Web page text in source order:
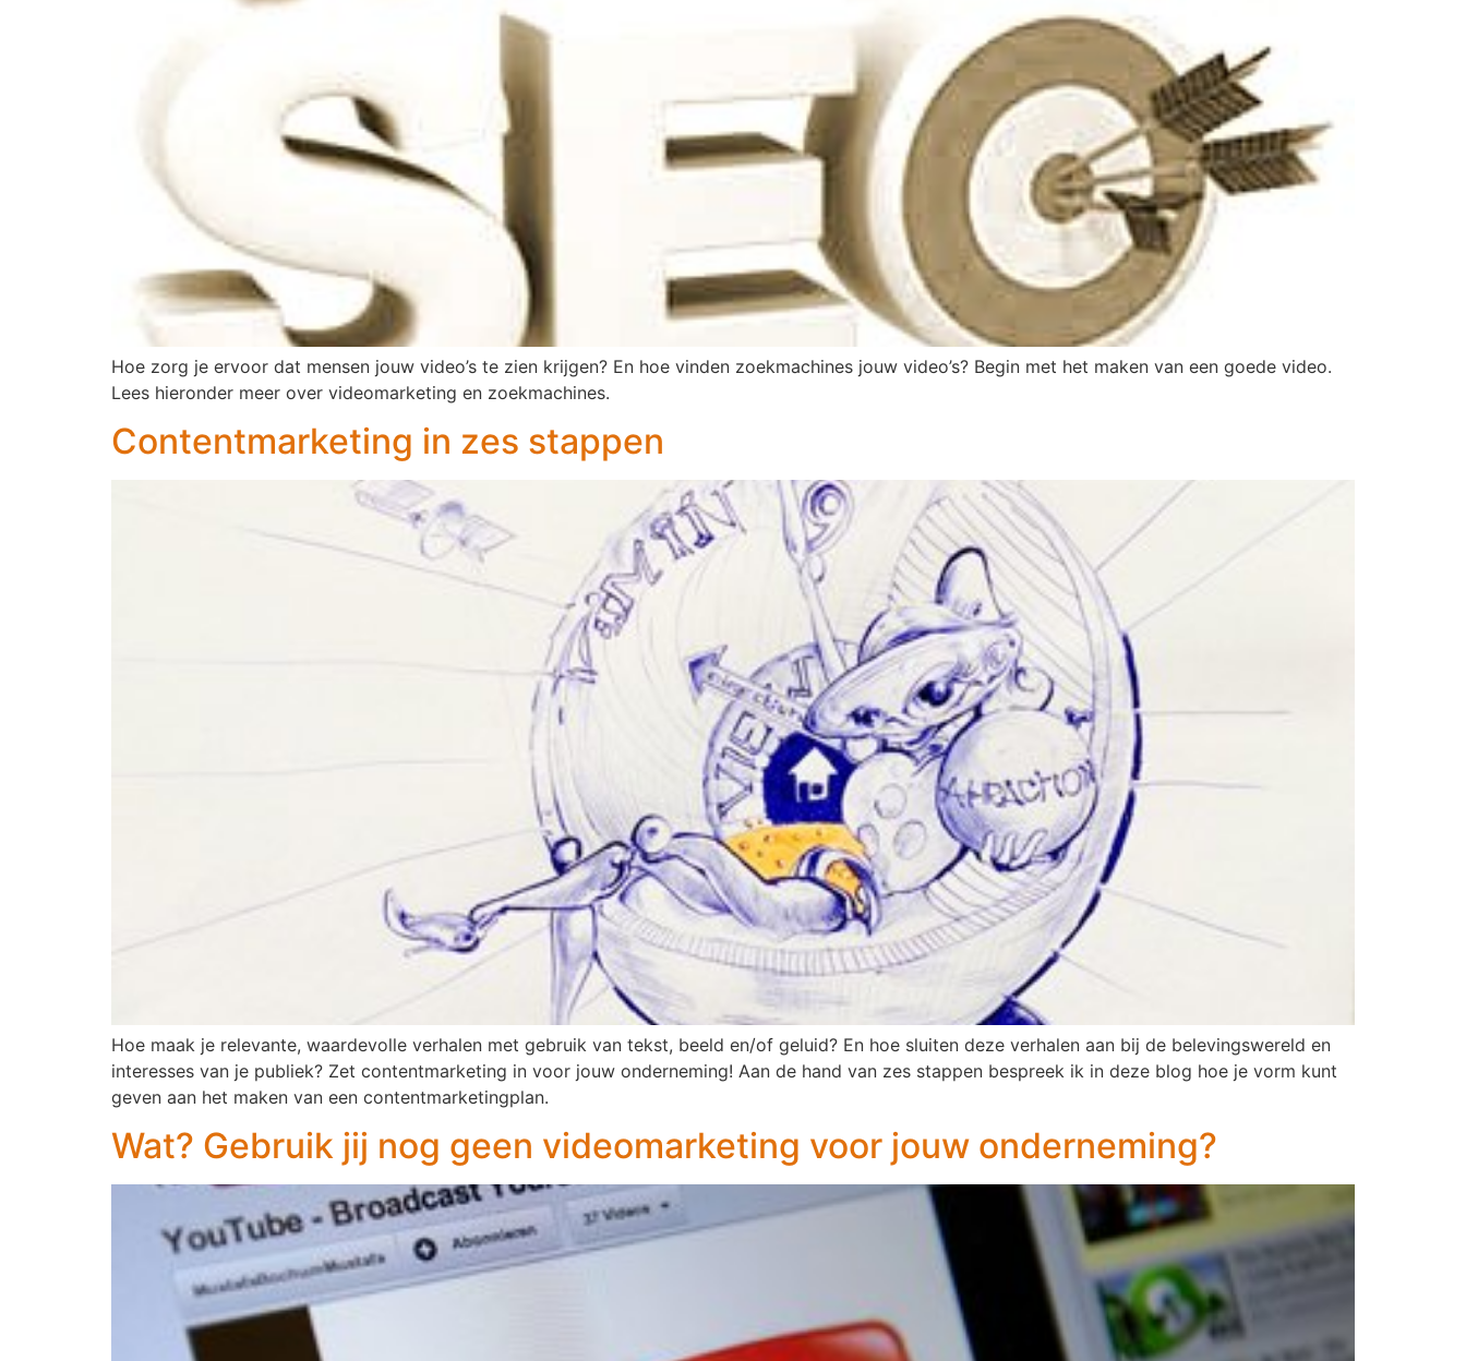
Hoe zorg je ervoor dat mensen jouw video’s te zien krijgen? En hoe vinden zoekmachines jouw video’s? Begin met het maken van een goede video.
Lees hieronder meer over videomarketing en zoekmachines.
Contentmarketing in zes stappen
Hoe maak je relevante, waardevolle verhalen met gebruik van tekst, beeld en/of geluid? En hoe sluiten deze verhalen aan bij de belevingswereld en
interesses van je publiek? Zet contentmarketing in voor jouw onderneming! Aan de hand van zes stappen bespreek ik in deze blog hoe je vorm kunt
geven aan het maken van een contentmarketingplan.
Wat? Gebruik jij nog geen videomarketing voor jouw onderneming?